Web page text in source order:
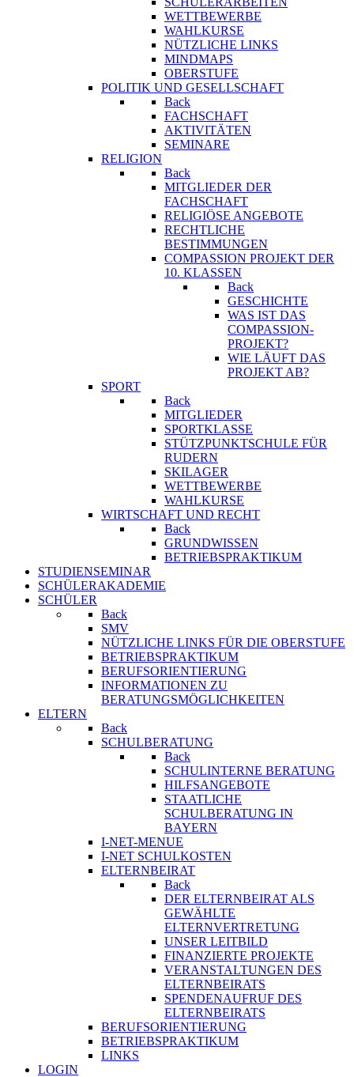
WETTBEWERBE
WAHLKURSE
NÜTZLICHE LINKS
MINDMAPS
OBERSTUFE
POLITIK UND GESELLSCHAFT
Back
FACHSCHAFT
AKTIVITÄTEN
SEMINARE
RELIGION
Back
MITGLIEDER DER
FACHSCHAFT
RELIGIÖSE ANGEBOTE
RECHTLICHE
BESTIMMUNGEN
COMPASSION PROJEKT DER
10. KLASSEN
Back
GESCHICHTE
WAS IST DAS
COMPASSION-
PROJEKT?
WIE LÄUFT DAS
PROJEKT AB?
SPORT
Back
MITGLIEDER
SPORTKLASSE
STÜTZPUNKTSCHULE FÜR
RUDERN
SKILAGER
WETTBEWERBE
WAHLKURSE
WIRTSCHAFT UND RECHT
Back
GRUNDWISSEN
BETRIEBSPRAKTIKUM
STUDIENSEMINAR
SCHÜLERAKADEMIE
SCHÜLER
Back
SMV
NÜTZLICHE LINKS FÜR DIE OBERSTUFE
BETRIEBSPRAKTIKUM
BERUFSORIENTIERUNG
INFORMATIONEN ZU
BERATUNGSMÖGLICHKEITEN
ELTERN
Back
SCHULBERATUNG
Back
SCHULINTERNE BERATUNG
HILFSANGEBOTE
STAATLICHE
SCHULBERATUNG IN
BAYERN
I-NET-MENUE
I-NET SCHULKOSTEN
ELTERNBEIRAT
Back
DER ELTERNBEIRAT ALS
GEWÄHLTE
ELTERNVERTRETUNG
UNSER LEITBILD
FINANZIERTE PROJEKTE
VERANSTALTUNGEN DES
ELTERNBEIRATS
SPENDENAUFRUF DES
ELTERNBEIRATS
BERUFSORIENTIERUNG
BETRIEBSPRAKTIKUM
LINKS
LOGIN